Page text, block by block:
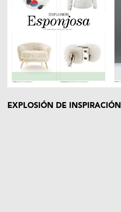
EXPLOSIÓN DE INSPIRACIÓN